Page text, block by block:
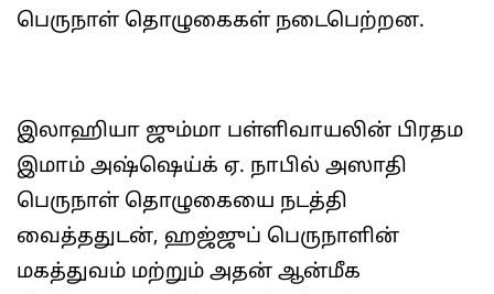
பெருநாள் தொழுகைகள் நடைபெற்றன.
இலாஹியா ஜும்மா பள்ளிவாயலின் பிரதம
இமாம் அஷ்ஷெய்க் ஏ. நாபில் அஸாதி
பெருநாள் தொழுகையை நடத்தி
வைத்ததுடன், ஹஜ்ஜுப் பெருநாளின்
மகத்துவம் மற்றும் அதன் ஆன்மீக